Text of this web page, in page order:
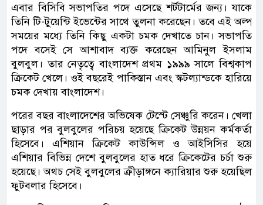
এবার বিসিবি সভাপতির পদে এসেছে শর্টটার্মের জন্য। যাকে
তিনি টি-টুয়েন্টি ইভেন্টের সাথে তুলনা করেছেন। তবে এই অল্প
সময়ের মধ্যে তিনি কিছু একটা চমক দেখাতে চান। সভাপতি
পদে বসেই সে আশাবাদ ব্যক্ত করেছেন আমিনুল ইসলাম
বুলবুল। তার নেতৃত্বে বাংলাদেশ প্রথম ১৯৯৯ সালে বিশ্বকাপ
ক্রিকেট খেলে। ওই বছরেই পাকিস্তান এবং স্কটল্যান্ডকে হারিয়ে
চমক দেখায় বাংলাদেশ।
পরের বছর বাংলাদেশের অভিষেক টেস্টে সেঞ্চুরি করেন। খেলা
ছাড়ার পর বুলবুলের পরিচয় হয়েছে ক্রিকেট উন্নয়ন কর্মকর্তা
হিসেবে। এশিয়ান ক্রিকেট কাউন্সিল ও আইসিসির হয়ে
এশিয়ার বিভিন্ন দেশে বুলবুলের হাত ধরে ক্রিকেটের চর্চা শুরু
হয়েছে। অথচ সেই বুলবুলের ক্রীড়াঙ্গনে ক্যারিয়ার শুরু হয়েছিল
ফুটবলার হিসেবে।